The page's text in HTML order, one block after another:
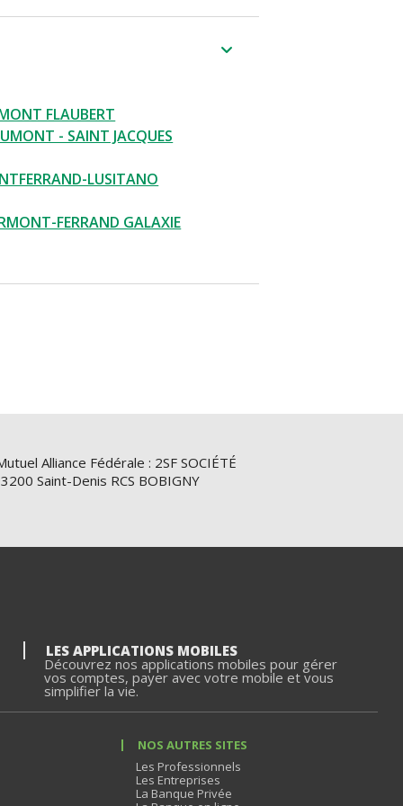
FLAUBERT
- SAINT JACQUES
LUSITANO
FERRAND GALAXIE
Alliance Fédérale : 2SF SOCIÉTÉ
Saint-Denis RCS BOBIGNY
LES APPLICATIONS MOBILES
Découvrez nos applications mobiles pour gérer
vos comptes, payer avec votre mobile et vous
simplifier la vie.
NOS AUTRES SITES
Les Professionnels
Les Entreprises
La Banque Privée